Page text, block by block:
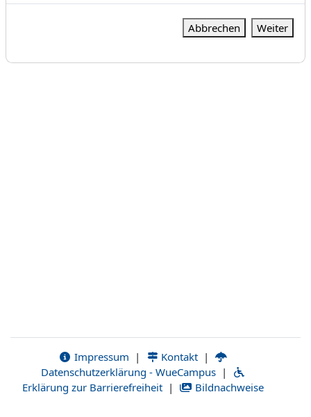
Abbrechen Weiter
Impressum | Kontakt |
Datenschutzerklärung - WueCampus |
Erklärung zur Barrierefreiheit | Bildnachweise